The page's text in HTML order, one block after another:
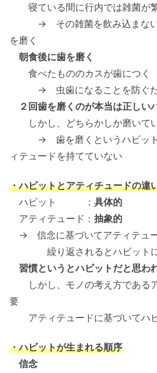
寝ている間に行内では雑菌が
→ その雑菌を飲み込まない
を磨く
朝食後に歯を磨く
食べたもののカスが歯につく
→ 虫歯になることを防ぐた
２回歯を磨くのが本当は正しい
しかし、どちらかしか磨いて
→ 歯を磨くというハビット
ィテュードを持てていない
・ハビットとアティチュードの違
ハビット ： 具体的
アティテュード： 抽象的
→ 信念に基づいてアティテュ
繰り返されるとハビットに
習慣というとハビットだと思わ
しかし、モノの考え方である
要
アティテュードに基づいてハ
・ハビットが生まれる順序
信念